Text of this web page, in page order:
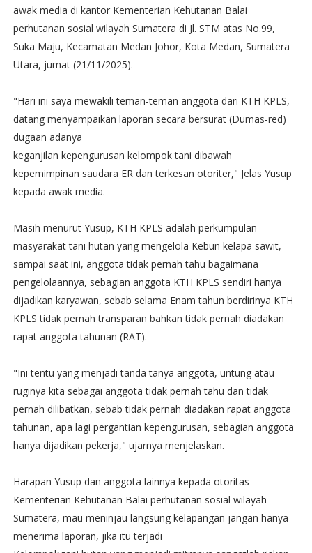
awak media di kantor Kementerian Kehutanan Balai
perhutanan sosial wilayah Sumatera di Jl. STM atas No.99,
Suka Maju, Kecamatan Medan Johor, Kota Medan, Sumatera
Utara, jumat (21/11/2025).
"Hari ini saya mewakili teman-teman anggota dari KTH KPLS,
datang menyampaikan laporan secara bersurat (Dumas-red)
dugaan adanya
keganjilan kepengurusan kelompok tani dibawah
kepemimpinan saudara ER dan terkesan otoriter," Jelas Yusup
kepada awak media.
Masih menurut Yusup, KTH KPLS adalah perkumpulan
masyarakat tani hutan yang mengelola Kebun kelapa sawit,
sampai saat ini, anggota tidak pernah tahu bagaimana
pengelolaannya, sebagian anggota KTH KPLS sendiri hanya
dijadikan karyawan, sebab selama Enam tahun berdirinya KTH
KPLS tidak pernah transparan bahkan tidak pernah diadakan
rapat anggota tahunan (RAT).
"Ini tentu yang menjadi tanda tanya anggota, untung atau
ruginya kita sebagai anggota tidak pernah tahu dan tidak
pernah dilibatkan, sebab tidak pernah diadakan rapat anggota
tahunan, apa lagi pergantian kepengurusan, sebagian anggota
hanya dijadikan pekerja," ujarnya menjelaskan.
Harapan Yusup dan anggota lainnya kepada otoritas
Kementerian Kehutanan Balai perhutanan sosial wilayah
Sumatera, mau meninjau langsung kelapangan jangan hanya
menerima laporan, jika itu terjadi